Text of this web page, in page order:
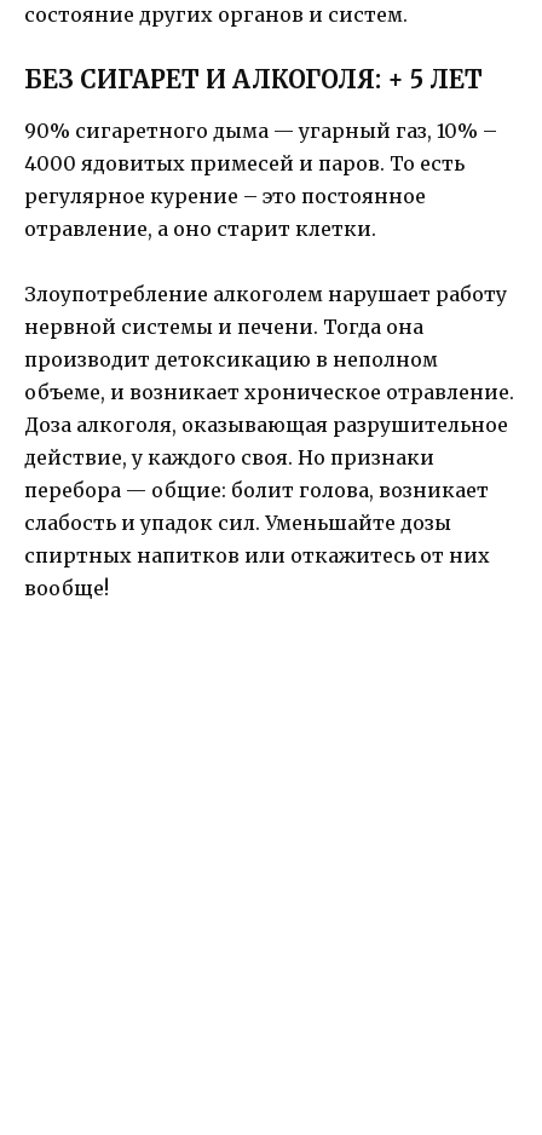
состояние других органов и систем.
БЕЗ СИГАРЕТ И АЛКОГОЛЯ: + 5 ЛЕТ
90% сигаретного дыма — угарный газ, 10% –
4000 ядовитых примесей и паров. То есть
регулярное курение – это постоянное
отравление, а оно старит клетки.
Злоупотребление алкоголем нарушает работу
нервной системы и печени. Тогда она
производит детоксикацию в неполном
объеме, и возникает хроническое отравление.
Доза алкоголя, оказывающая разрушительное
действие, у каждого своя. Но признаки
перебора — общие: болит голова, возникает
слабость и упадок сил. Уменьшайте дозы
спиртных напитков или откажитесь от них
вообще!